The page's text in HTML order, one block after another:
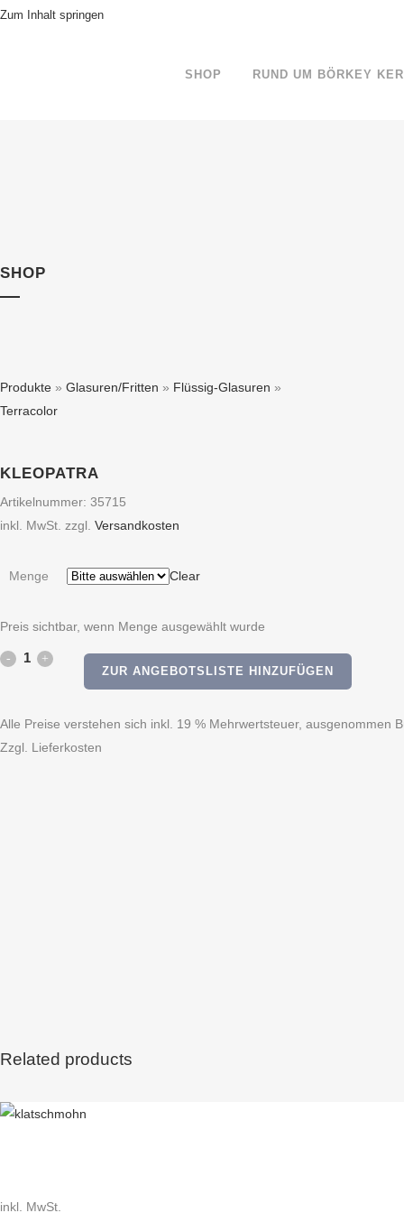
Zum Inhalt springen
SHOP RUND UM BÖRKEY
SHOP
Produkte » Glasuren/Fritten » Flüssig-Glasuren »
Terracolor
KLEOPATRA
Artikelnummer: 35715
inkl. MwSt. zzgl. Versandkosten
Menge Clear
Preis sichtbar, wenn Menge ausgewählt wurde
kleopatra
ZUR ANGEBOTSLISTE HINZUFÜGEN
Alle Preise verstehen sich inkl. 19 % Mehrwertsteuer, ausgenommen
Zzgl. Lieferkosten
Related products
mehrere
inkl. MwSt.